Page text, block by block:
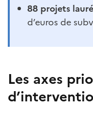
88 projets
d’euros de
Les axes